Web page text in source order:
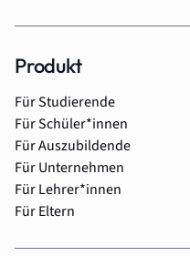
Produkt
Für Studierende
Für Schüler*innen
Für Auszubildende
Für Unternehmen
Für Lehrer*innen
Für Eltern